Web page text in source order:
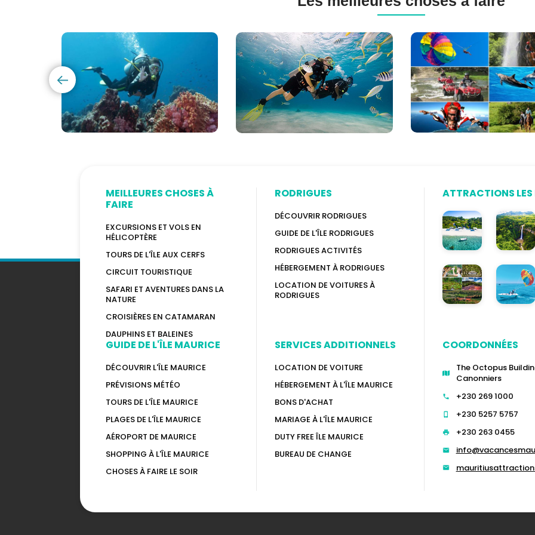
de
PADI
et
CMAS
Sous-
marine
à
Maurice
Excursions
à
l'île
Maurice
(120+
options)
MEILLEURES CHOSES À
FAIRE
EXCURSIONS ET VOLS EN
HÉLICOPTÈRE
TOURS DE L'ÎLE AUX CERFS
CIRCUIT TOURISTIQUE
SAFARI ET AVENTURES DANS LA
NATURE
CROISIÈRES EN CATAMARAN
DAUPHINS ET BALEINES
GUIDE DE L'ÎLE MAURICE
DÉCOUVRIR L'ÎLE MAURICE
PRÉVISIONS MÉTÉO
TOURS DE L'ÎLE MAURICE
PLAGES DE L'ÎLE MAURICE
AÉROPORT DE MAURICE
SHOPPING À L'ÎLE MAURICE
CHOSES À FAIRE LE SOIR
RODRIGUES
DÉCOUVRIR RODRIGUES
GUIDE DE L'ÎLE RODRIGUES
RODRIGUES ACTIVITÉS
HÉBERGEMENT À RODRIGUES
LOCATION DE VOITURES À
RODRIGUES
SERVICES ADDITIONNELS
LOCATION DE VOITURE
HÉBERGEMENT À L'ÎLE MAURICE
BONS D'ACHAT
MARIAGE À L'ÎLE MAURICE
DUTY FREE ÎLE MAURICE
BUREAU DE CHANGE
ATTRACTIONS LES
COORDONNÉES
The Octopus
Canonniers
+230 269 1000
+230 5257 5757
+230 263 0455